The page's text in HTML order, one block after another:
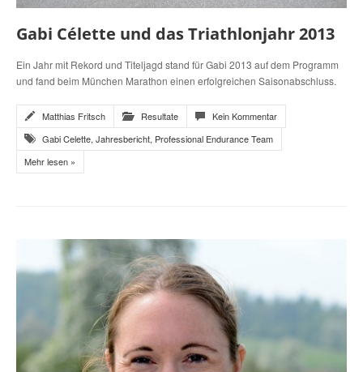
Gabi Célette und das Triathlonjahr 2013
Ein Jahr mit Rekord und Titeljagd stand für Gabi 2013 auf dem Programm
und fand beim München Marathon einen erfolgreichen Saisonabschluss.
Matthias Fritsch Resultate
Kein Kommentar
Gabi Celette, Jahresbericht, Professional Endurance Team
Mehr lesen »